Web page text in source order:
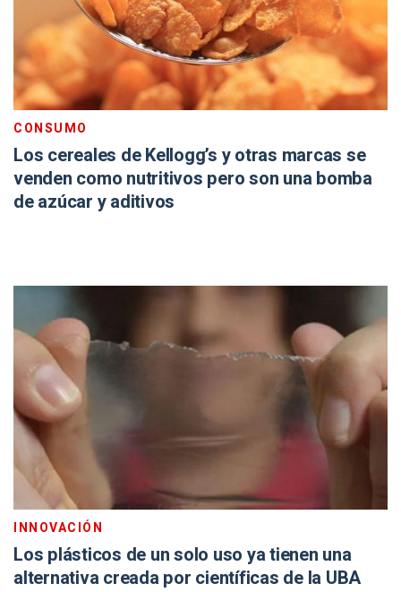
CONSUMO
Los cereales de Kellogg’s y otras marcas se
venden como nutritivos pero son una bomba
de azúcar y aditivos
INNOVACIÓN
Los plásticos de un solo uso ya tienen una
alternativa creada por científicas de la UBA